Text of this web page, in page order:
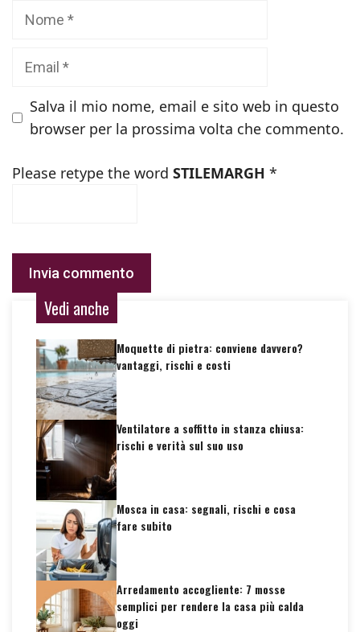
Salva il mio nome, email e sito web in questo
browser per la prossima volta che commento.
Please retype the word STILEMARGH *
Vedi anche
Moquette di pietra: conviene davvero?
vantaggi, rischi e costi
Ventilatore a soffitto in stanza chiusa:
rischi e verità sul suo uso
Mosca in casa: segnali, rischi e cosa
fare subito
Arredamento accogliente: 7 mosse
semplici per rendere la casa più calda
oggi